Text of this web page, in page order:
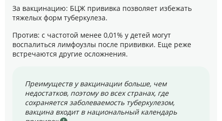
За вакцинацию: БЦЖ прививка позволяет избежать
тяжелых форм туберкулеза.
Против: с частотой менее 0,01% у детей могут
воспалиться лимфоузлы после прививки. Еще реже
встречаются другие осложнения.
Преимуществ у вакцинации больше, чем
недостатков, поэтому во всех странах, где
сохраняется заболеваемость туберкулезом,
вакцина входит в национальный календарь